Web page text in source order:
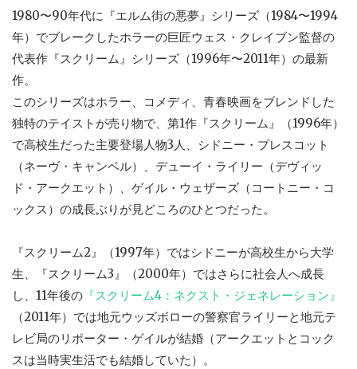
1980〜90年代に『エルム街の悪夢』シリーズ（1984〜1994
年）でブレークしたホラーの巨匠ウェス・クレイブン監督の
代表作『スクリーム』シリーズ（1996年〜2011年）の最新
作。
このシリーズはホラー、コメディ、青春映画をブレンドした
独特のテイストが売り物で、第1作『スクリーム』（1996年）
で高校生だった主要登場人物3人、シドニー・プレスコット
（ネーヴ・キャンベル）、デューイ・ライリー（デヴィッ
ド・アークエット）、ゲイル・ウェザーズ（コートニー・コ
ックス）の成長ぶりが見どころのひとつだった。
『スクリーム2』（1997年）ではシドニーが高校生から大学
生、『スクリーム3』（2000年）ではさらに社会人へ成長
し、11年後の 『スクリーム4：ネクスト・ジェネレーション』
（2011年）では地元ウッズボローの警察官ライリーと地元テ
レビ局のリポーター・ゲイルが結婚（アークエットとコック
スは当時実生活でも結婚していた）。